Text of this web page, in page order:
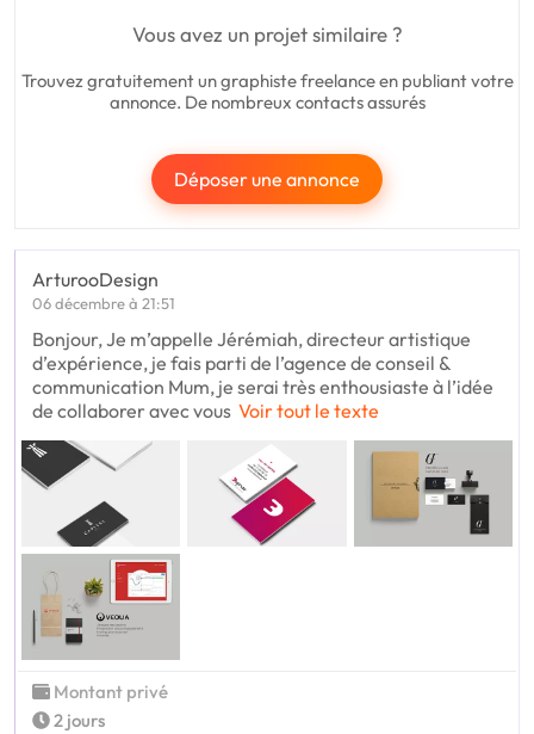
Vous avez un projet similaire ?
Trouvez gratuitement un graphiste freelance en publiant votre
annonce. De nombreux contacts assurés
Déposer une annonce
ArturooDesign
06 décembre à 21:51
Bonjour, Je m’appelle Jérémiah, directeur artistique
d’expérience, je fais parti de l’agence de conseil &
communication Mum, je serai très enthousiaste à l’idée
de collaborer avec vous Voir tout le texte
Montant privé
2 jours